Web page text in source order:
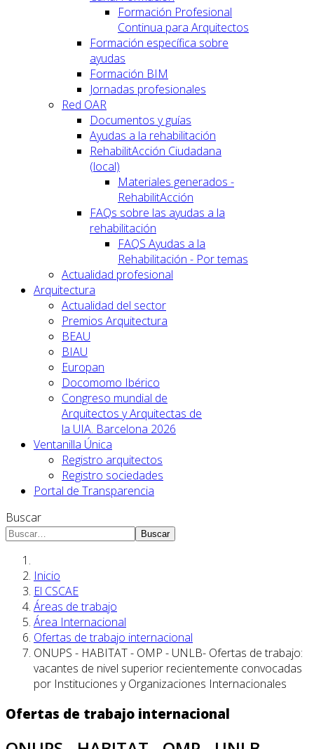
Formación Profesional
Continua para Arquitectos
Formación específica sobre
ayudas
Formación BIM
Jornadas profesionales
Red OAR
Documentos y guías
Ayudas a la rehabilitación
RehabilitAcción Ciudadana
(local)
Materiales generados -
RehabilitAcción
FAQs sobre las ayudas a la
rehabilitación
FAQS Ayudas a la
Rehabilitación - Por temas
Actualidad profesional
Arquitectura
Actualidad del sector
Premios Arquitectura
BEAU
BIAU
Europan
Docomomo Ibérico
Congreso mundial de
Arquitectos y Arquitectas de
la UIA. Barcelona 2026
Ventanilla Única
Registro arquitectos
Registro sociedades
Portal de Transparencia
Buscar
Buscar
Inicio
El CSCAE
Áreas de trabajo
Área Internacional
Ofertas de trabajo internacional
ONUPS - HABITAT - OMP - UNLB- Ofertas de trabajo:
vacantes de nivel superior recientemente convocadas
por Instituciones y Organizaciones Internacionales
Ofertas de trabajo internacional